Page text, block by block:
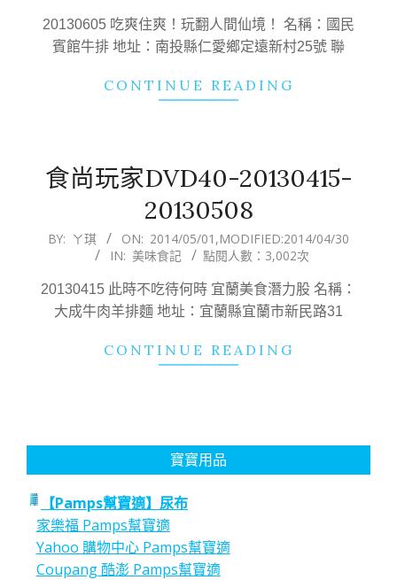
16
20130605 吃爽住爽！玩翻人間仙境！ 名稱：國民
賓館牛排 地址：南投縣仁愛鄉定遠新村25號 聯
CONTINUE READING
食尚玩家DVD40-20130415-
20130508
2014-
01
BY: ㄚ琪 ON: 2014/05/01 ,MODIFIED:2014/04/30
IN: 美味食記 點閱人數：3,002次
20130415 此時不吃待何時 宜蘭美食潛力股 名稱：
大成牛肉羊排麵 地址：宜蘭縣宜蘭市新民路31
CONTINUE READING
寶寶用品
【Pamps幫寶適】尿布
家樂福 Pamps幫寶適
Yahoo 購物中心 Pamps幫寶適
Coupang 酷澎 Pamps幫寶適